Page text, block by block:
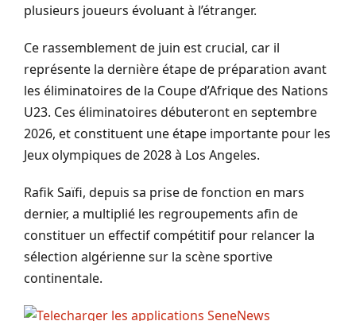
plusieurs joueurs évoluant à l’étranger.
Ce rassemblement de juin est crucial, car il
représente la dernière étape de préparation avant
les éliminatoires de la Coupe d’Afrique des Nations
U23. Ces éliminatoires débuteront en septembre
2026, et constituent une étape importante pour les
Jeux olympiques de 2028 à Los Angeles.
Rafik Saïfi, depuis sa prise de fonction en mars
dernier, a multiplié les regroupements afin de
constituer un effectif compétitif pour relancer la
sélection algérienne sur la scène sportive
continentale.